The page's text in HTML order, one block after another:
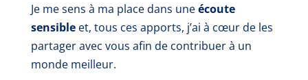
Je me sens à ma place dans uneécoute
sensibleet, tous ces apports, j’ai à cœur de les
partager avec vous afin de contribuer à un
monde meilleur.